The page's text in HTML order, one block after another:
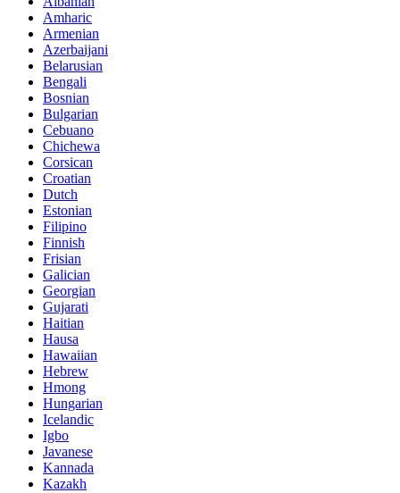
Amharic
Armenian
Azerbaijani
Belarusian
Bengali
Bosnian
Bulgarian
Cebuano
Chichewa
Corsican
Croatian
Dutch
Estonian
Filipino
Finnish
Frisian
Galician
Georgian
Gujarati
Haitian
Hausa
Hawaiian
Hebrew
Hmong
Hungarian
Icelandic
Igbo
Javanese
Kannada
Kazakh